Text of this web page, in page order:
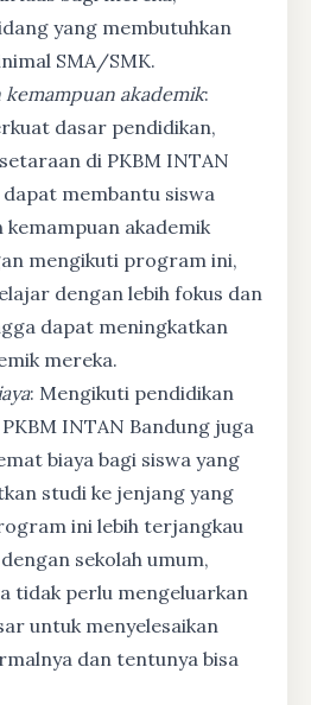
yang membutuhkan
SMA/SMK.
akademik:
dasar pendidikan,
di PKBM INTAN
membantu siswa
akademik
mengikuti program ini,
dengan lebih fokus dan
dapat meningkatkan
mereka.
: Mengikuti pendidikan
INTAN Bandung juga
biaya bagi siswa yang
studi ke jenjang yang
ini lebih terjangkau
sekolah umum,
tidak perlu mengeluarkan
untuk menyelesaikan
dan tentunya bisa